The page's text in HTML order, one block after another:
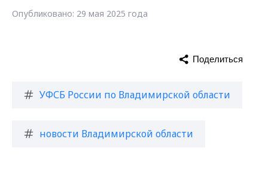
Опубликовано: 29 мая 2025 года
УФСБ России по Владимирской области
новости Владимирской области
Поделиться